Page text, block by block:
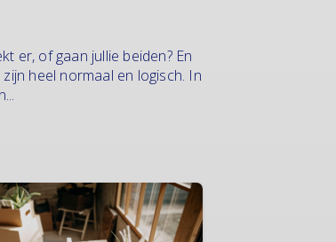
er, of gaan jullie beiden? En
heel normaal en logisch. In